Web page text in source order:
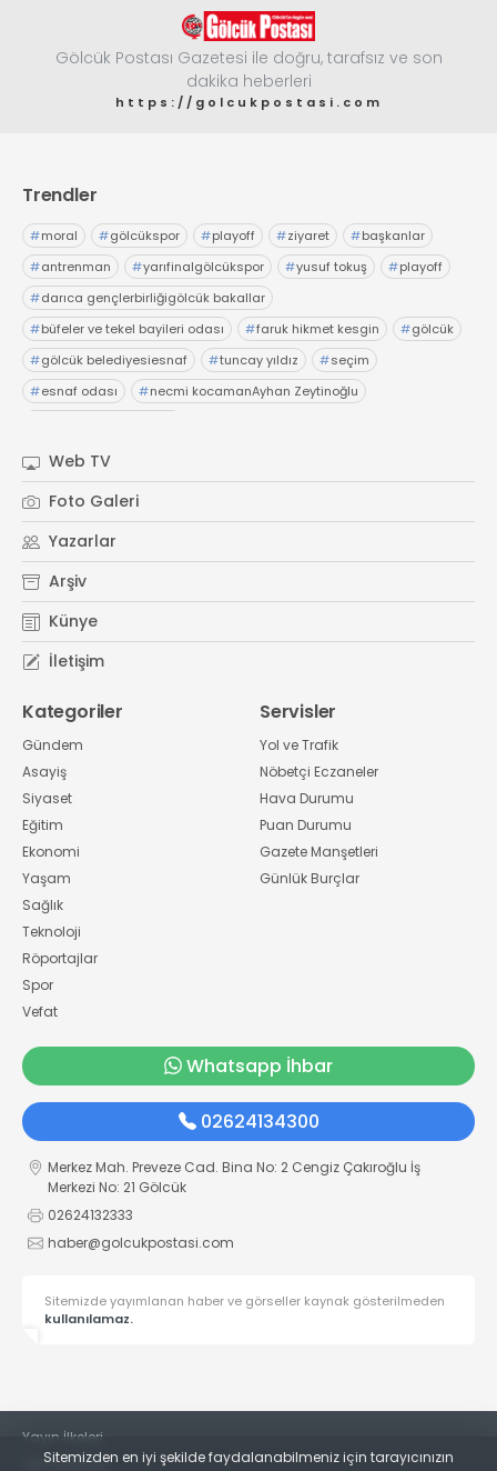
Gölcük Postası Gazetesi ile doğru, tarafsız ve son
dakika heberleri
https://golcukpostasi.com
Trendler
#moral #gölcükspor #playoff #ziyaret #başkanlar
#antrenman #yarıfinalgölcükspor #yusuf tokuş #playoff
#darıca gençlerbirliğigölcük bakallar
#büfeler ve tekel bayileri odası #faruk hikmet kesgin #gölcük
#gölcük belediyesiesnaf #tuncay yıldız #seçim
#esnaf odası #necmi kocamanAyhan Zeytinoğlu
Web TV
Foto Galeri
Yazarlar
Arşiv
Künye
İletişim
Kategoriler
Gündem
Asayiş
Siyaset
Eğitim
Ekonomi
Yaşam
Sağlık
Teknoloji
Röportajlar
Spor
Vefat
Servisler
Yol ve Trafik
Nöbetçi Eczaneler
Hava Durumu
Puan Durumu
Gazete Manşetleri
Günlük Burçlar
Whatsapp İhbar
02624134300
Merkez Mah. Preveze Cad. Bina No: 2 Cengiz Çakıroğlu İş
Merkezi No: 21 Gölcük
02624132333
haber@golcukpostasi.com
Sitemizde yayımlanan haber ve görseller kaynak gösterilmeden
kullanılamaz.
Yayın İlkeleri
Veri Politikası
Sitemizden en iyi şekilde faydalanabilmeniz için tarayıcınızın